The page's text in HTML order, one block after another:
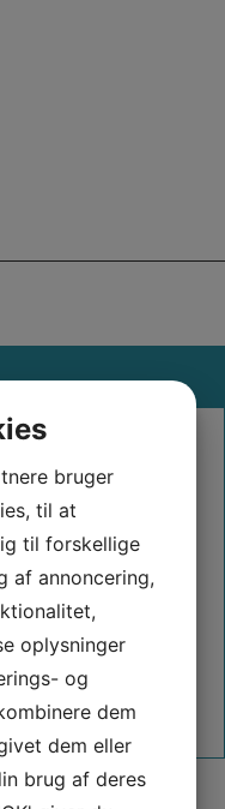
bruger
til at
til forskellige
af annoncering,
oplysninger
og
dem
dem eller
brug af deres